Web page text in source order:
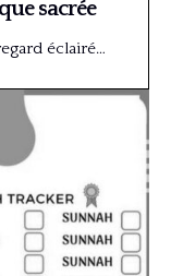
sacrée
éclairé…